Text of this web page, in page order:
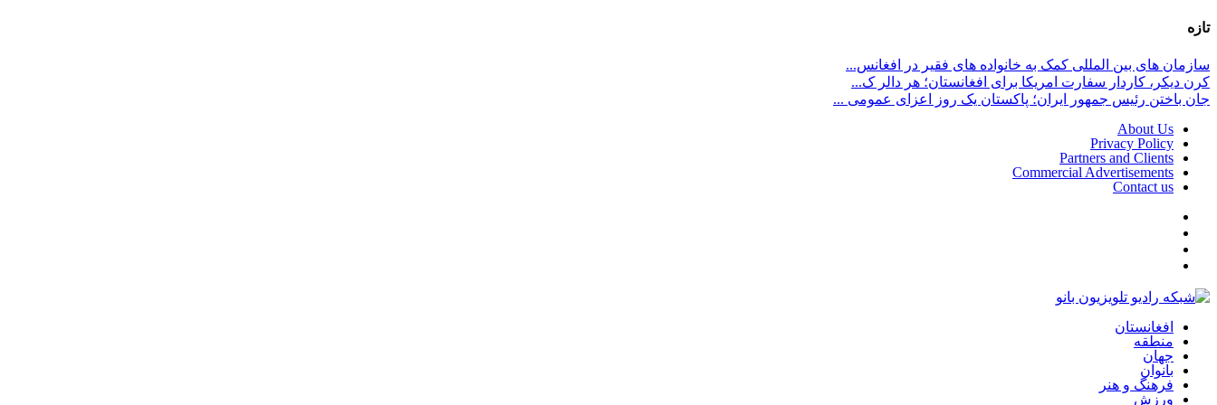
تازه
سازمان های بین المللی کمک به خانواده های فقیر در افغانس...
کرن دیکر، کاردار سفارت امریکا برای افغانستان؛ هر دالر ک...
جان باختن رئیس جمهور ایران؛ پاکستان یک روز اعزای عمومی ...
About Us
Privacy Policy
Partners and Clients
Commercial Advertisements
Contact us
افغانستان
منطقه
جهان
بانوان
فرهنگ و هنر
ورزش